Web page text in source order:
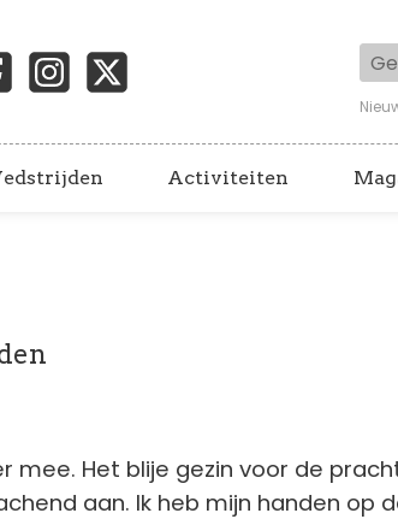
Activiteiten
mee. Het blije gezin voor de
aan. Ik heb mijn handen op